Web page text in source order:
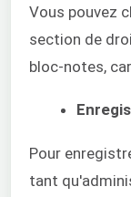
Vous pouvez
section de
bloc-notes,
Pour
tant